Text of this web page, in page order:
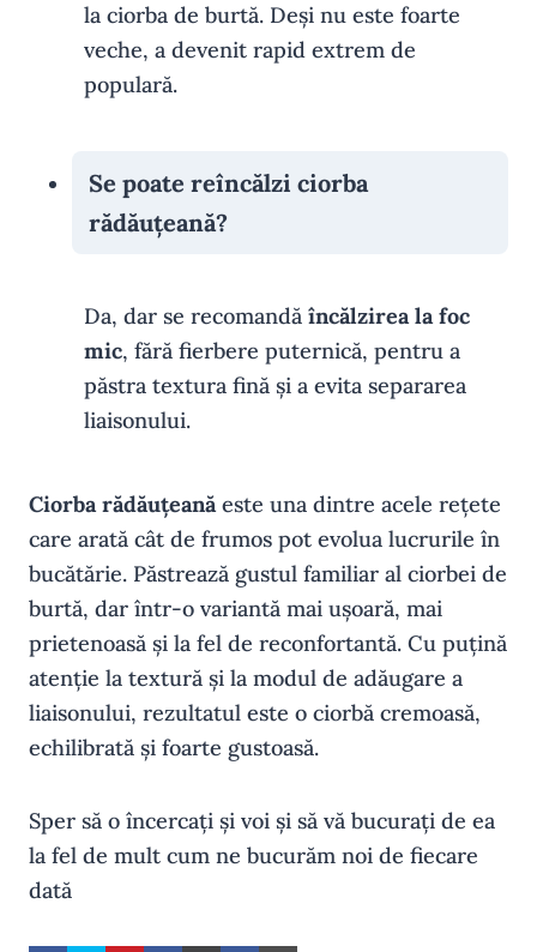
la ciorba de burtă. Deși nu este foarte
veche, a devenit rapid extrem de
populară.
Se poate reîncălzi ciorba
rădăuțeană?
Da, dar se recomandă încălzirea la foc
mic, fără fierbere puternică, pentru a
păstra textura fină și a evita separarea
liaisonului.
Ciorba rădăuțeanăeste una dintre acele rețete
care arată cât de frumos pot evolua lucrurile în
bucătărie. Păstrează gustul familiar al ciorbei de
burtă, dar într-o variantă mai ușoară, mai
prietenoasă și la fel de reconfortantă. Cu puțină
atenție la textură și la modul de adăugare a
liaisonului, rezultatul este o ciorbă cremoasă,
echilibrată și foarte gustoasă.
Sper să o încercați și voi și să vă bucurați de ea
la fel de mult cum ne bucurăm noi de fiecare
dată